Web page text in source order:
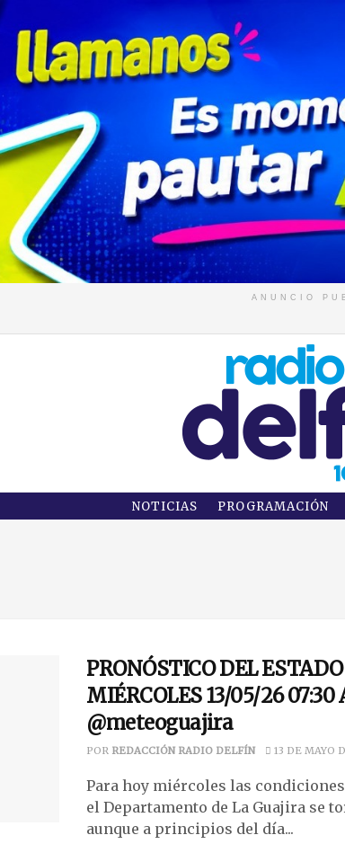
ANUNCIO
NOTICIAS PROGRAMACIÓN
PRONÓSTICO DEL
MIÉRCOLES 13/05/26 07:30
@meteoguajira
POR REDACCIÓN RADIO DELFÍN 13 DE MAYO
Para hoy miércoles las
el Departamento de La Guajira se
aunque a principios del día...